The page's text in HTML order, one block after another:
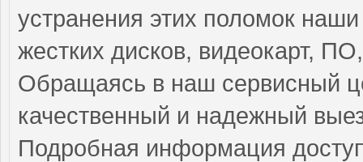
устранения этих поломок
жестких дисков, видеокарт,
Обращаясь в наш сервисный
качественный и надежный
Подробная информация